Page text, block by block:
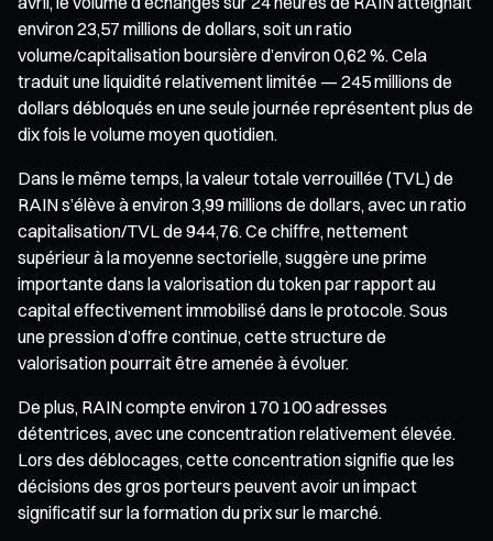
environ 23,57 millions de dollars, soit un ratio
volume/capitalisation boursière d’environ 0,62 %. Cela
traduit une liquidité relativement limitée — 245 millions de
dollars débloqués en une seule journée représentent plus de
dix fois le volume moyen quotidien.
Dans le même temps, la valeur totale verrouillée (TVL) de
RAIN s’élève à environ 3,99 millions de dollars, avec un ratio
capitalisation/TVL de 944,76. Ce chiffre, nettement
supérieur à la moyenne sectorielle, suggère une prime
importante dans la valorisation du token par rapport au
capital effectivement immobilisé dans le protocole. Sous
une pression d’offre continue, cette structure de
valorisation pourrait être amenée à évoluer.
De plus, RAIN compte environ 170 100 adresses
détentrices, avec une concentration relativement élevée.
Lors des déblocages, cette concentration signifie que les
décisions des gros porteurs peuvent avoir un impact
significatif sur la formation du prix sur le marché.